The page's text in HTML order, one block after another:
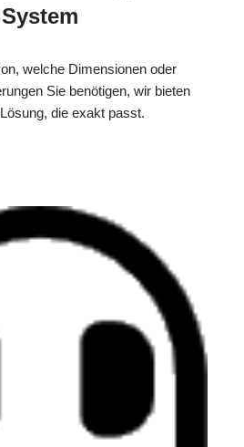
System
welche Dimensionen oder
Sie benötigen, wir bieten
die exakt passt.